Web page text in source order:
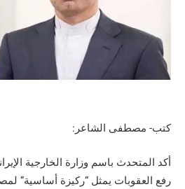
كتب- مصطفى الشاعر:
أكد المتحدث باسم وزارة الخارجية
رفع العقوبات يمثل “ركيزة أساسية”